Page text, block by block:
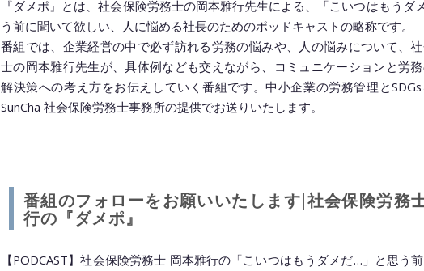
『ダメポ』とは、社会保険労務士の岡本雅行先生による、「こいつはもうダ
う前に聞いて欲しい、人に悩める社長のためのポッドキャストの略称です。
番組では、企業経営の中で必ず訪れる労務の悩みや、人の悩みについて、
士の岡本雅行先生が、具体例なども交えながら、コミュニケーションと労務
解決策への考え方をお伝えしていく番組です。中小企業の労務管理と
SunCha 社会保険労務士事務所の提供でお送りいたします。
番組のフォローをお願いいたします|社会保険労務
行の『ダメポ』
【PODCAST】社会保険労務士 岡本雅行の「こいつはもうダメだ…」と思う